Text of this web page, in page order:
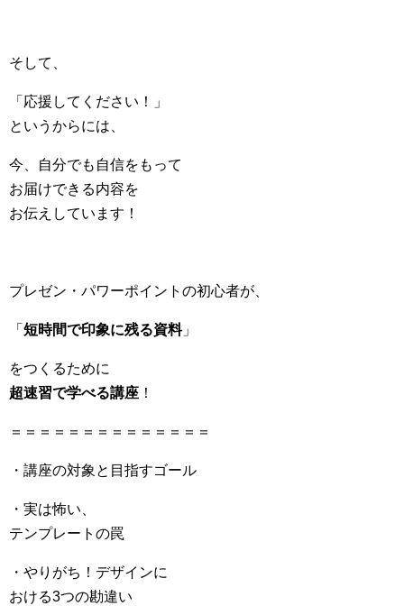
そして、
「応援してください！」
というからには、
今、自分でも自信をもって
お届けできる内容を
お伝えしています！
プレゼン・パワーポイントの初心者が、
「 短時間で印象に残る資料」
をつくるために
超速習で学べる講座 ！
＝＝＝＝＝＝＝＝＝＝＝＝＝＝
・講座の対象と目指すゴール
・実は怖い、
テンプレートの罠
・やりがち！デザインに
おける3つの勘違い